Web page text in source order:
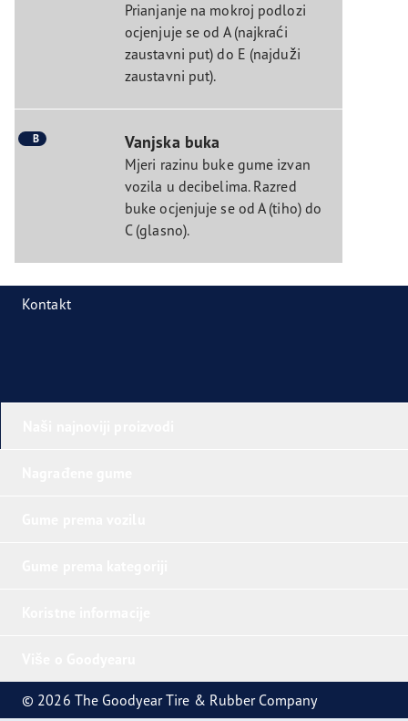
Prianjanje na mokroj podlozi
ocjenjuje se od A (najkraći
zaustavni put) do E (najduži
zaustavni put).
B Vanjska buka
Mjeri razinu buke gume izvan
vozila u decibelima. Razred
buke ocjenjuje se od A (tiho) do
C (glasno).
Kontakt
© 2026 The Goodyear Tire & Rubber Company